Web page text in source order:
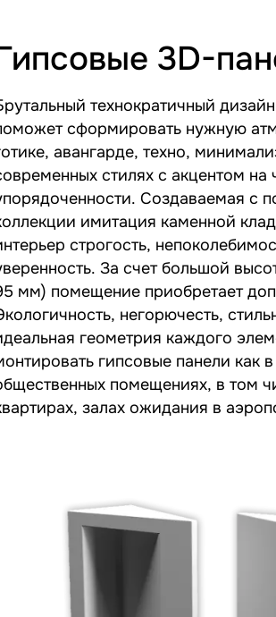
3D-
технократичный
сформировать нужную
авангарде, техно,
стилях с акцентом на
Создаваемая с
имитация каменной
строгость,
За счет большой
мм) помещение приобретает
негорючесть,
геометрия каждого
гипсовые панели как
помещениях, в том
залах ожидания в